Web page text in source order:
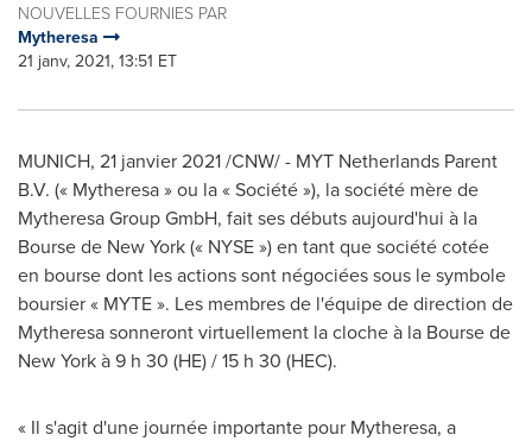
NOUVELLES FOURNIES PAR
Mytheresa
21 janv, 2021, 13:51 ET
MUNICH, 21 janvier 2021 /CNW/ - MYT Netherlands Parent
B.V. (« Mytheresa » ou la « Société »), la société mère de
Mytheresa Group GmbH, fait ses débuts aujourd'hui à la
Bourse de New York (« NYSE ») en tant que société cotée
en bourse dont les actions sont négociées sous le symbole
boursier « MYTE ». Les membres de l'équipe de direction de
Mytheresa sonneront virtuellement la cloche à la Bourse de
New York à 9 h 30 (HE) / 15 h 30 (HEC).
« Il s'agit d'une journée importante pour Mytheresa, a